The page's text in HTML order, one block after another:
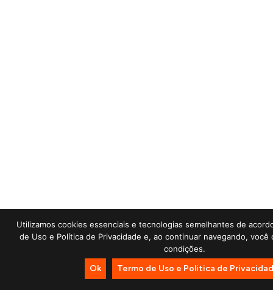
Utilizamos cookies essenciais e tecnologias semelhantes de
de Uso e Política de Privacidade e, ao continuar navegando, você
condições.
Ok Termo de Uso e Politica de